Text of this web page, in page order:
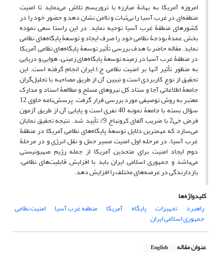
امروزه آمریکا به بهانۀ مبارزه با تروریسم تلاش می‌نماید تا امنیت
منطقه‌ای در غرب آسیا را بی‌ثبات و ناامن نشان دهد و حضور خود را در
کشورهای منطقۀ غرب آسیا توجیه نماید. در این راستا سعی نموده
بخش عمدۀ بودجۀ نظامی خود را صرف ایجاد و توسعۀ پایگاه‌های نظامی
نماید. مقاله حاضر با هدف بررسی تأثیر توسعۀ پایگاه‌های نظامی آمریکا
در منطقۀ غرب آسیا در زمینه توسعۀ پایگاه‌های زمینی، هوایی و دریایی
به منظور تأثیر آنها بر امنیت نظامی ج.ا.ایران انجام گرفته است. این
تحقیق از نوع کاربردی است و تبیین آن از طریق مصاحبه با تحلیل‌گران
جامعۀ اطلاعاتی آجا و ستاد کل نیروهای مسلح و مطالعۀ اسناد و مدارک
معتبر به روش توصیفی مورد بررسی قرار گرفت. پرسش‌نامه حاوی 12
سؤال بسته با جامعۀ نمونه 40 نفری است و پایایی آن از طریق آزمون
فرض خی2 با ضریب آلفای کرونباخ 9٪ تأیید شد. نتیجه تحقیق نمایان
می‌سازد که مهمترین دلایل توسعۀ پایگاه‌های نظامی آمریکا در منطقۀ
غرب آسیا، در مرحله اول امنیت مسیر حمل و نقل انرژی و در مرحلۀ
دوم ایجاد امنیت برای متحدین آمریکا از جمله رژیم صهیونیستی
می‌باشد و جمهوری اسلامی ایران باید با افزایش قابلیت‌های نظامی،
بازدارندگی در عرصه‌های مختلف را افزایش دهد.
کلیدواژه‌ها
راهبرد
تجهیزات پایگاه آمریکا منطقه غرب آسیا امنیت نظامی
جمهوری اسلامی ایران
عنوان مقاله English